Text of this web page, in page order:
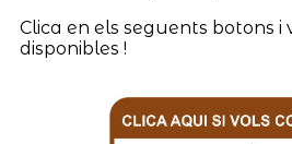
Clica en els seguents botons i
disponibles !